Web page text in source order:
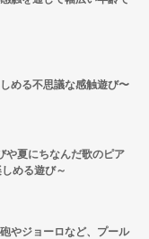
める不思議な感触遊び〜
や夏にちなんだ歌のピア
める遊び～
やジョーロなど、プール